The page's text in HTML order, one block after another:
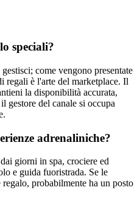
speciali?
come vengono presentate
regali è l'arte del marketplace. Il
la disponibilità accurata,
gestore del canale si occupa
adrenaliniche?
giorni in spa, crociere ed
e guida fuoristrada. Se le
probabilmente ha un posto